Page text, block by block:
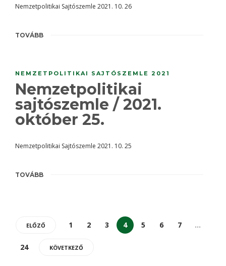
Nemzetpolitikai Sajtószemle 2021. 10. 26
TOVÁBB
NEMZETPOLITIKAI SAJTÓSZEMLE 2021
Nemzetpolitikai
sajtószemle / 2021.
október 25.
Nemzetpolitikai Sajtószemle 2021. 10. 25
TOVÁBB
ELŐZŐ 1 2 3 4 5 6 7 …
24 KÖVETKEZŐ